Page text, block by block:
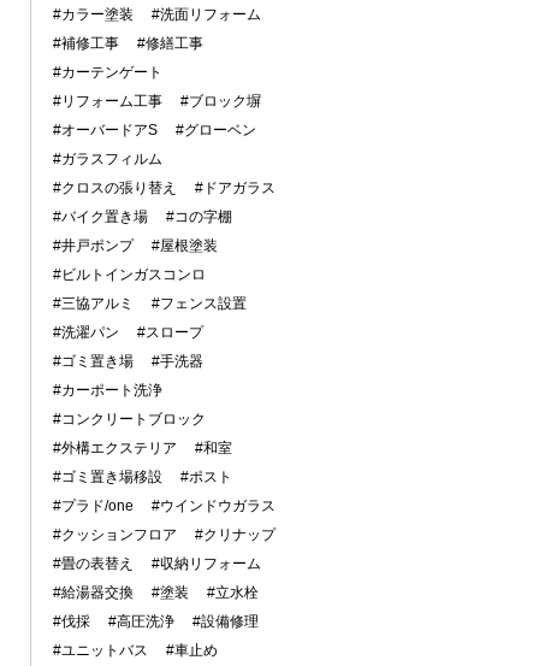
#カラー塗装
#洗面リフォーム
#補修工事
#修繕工事
#カーテンゲート
#リフォーム工事
#ブロック塀
#オーバードアS
#グローベン
#ガラスフィルム
#クロスの張り替え
#ドアガラス
#バイク置き場
#コの字棚
#井戸ポンプ
#屋根塗装
#ビルトインガスコンロ
#三協アルミ
#フェンス設置
#洗濯パン
#スロープ
#ゴミ置き場
#手洗器
#カーポート洗浄
#コンクリートブロック
#外構エクステリア
#和室
#ゴミ置き場移設
#ポスト
#プラド/one
#ウインドウガラス
#クッションフロア
#クリナップ
#畳の表替え
#収納リフォーム
#給湯器交換
#塗装
#立水栓
#伐採
#高圧洗浄
#設備修理
#ユニットバス
#車止め